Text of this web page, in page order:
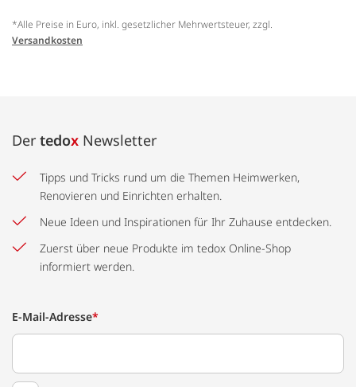
*Alle Preise in Euro, inkl. gesetzlicher Mehrwertsteuer, zzgl.
Versandkosten
Der tedox Newsletter
Tipps und Tricks rund um die Themen Heimwerken,
Renovieren und Einrichten erhalten.
Neue Ideen und Inspirationen für Ihr Zuhause entdecken.
Zuerst über neue Produkte im tedox Online-Shop
informiert werden.
E-Mail-Adresse*